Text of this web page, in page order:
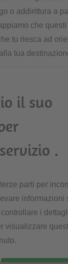
o addirittura a
che
tu riesca ad
tua
il suo
.
parti per
informazioni
i
visualizzare